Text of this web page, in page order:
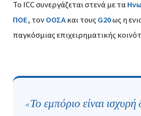
Το ICC συνεργάζεται στενά με τα
ΠΟΕ, τονΟΟΣΑκαι τουςG20ως η
παγκόσμιας επιχειρηματικής
«Το εμπόριο είναι